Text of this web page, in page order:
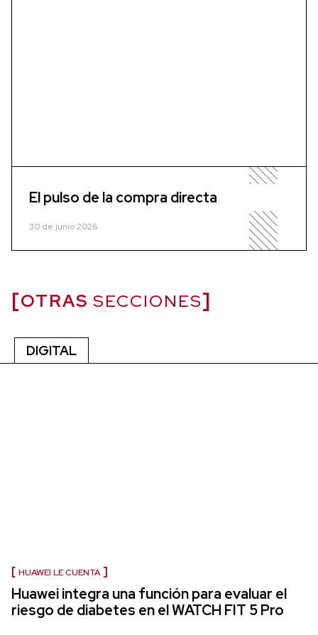
El pulso de la compra directa
30 de junio 2026
OTRAS SECCIONES
DIGITAL
HUAWEI LE CUENTA
Huawei integra una función para evaluar el
riesgo de diabetes en el WATCH FIT 5 Pro